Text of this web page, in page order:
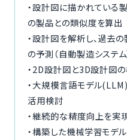
・設計図に描かれている
の製品との類似度を算出
・設計図を解析し、過去
の予測（自動製造システム
・2D設計図と3D設計図
・大規模言語モデル
活用検討
・継続的な精度向上を実
・構築した機械学習モデ